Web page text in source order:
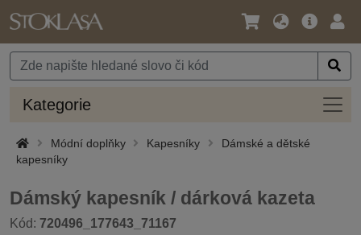
Jazyk
Měna
Hlavní
Kategorie
Módní doplňky Kapesníky
Dámské a dětské
kapesníky
Dámský kapesník / dárková kazeta
Kód: 720496_177643_71167